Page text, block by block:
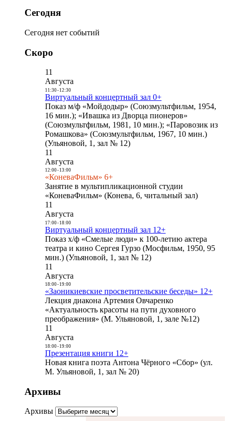
Сегодня
Сегодня нет событий
Скоро
11
Августа
11:30- 12:30
Виртуальный концертный зал 0+
Показ м/ф «Мойдодыр» (Союзмультфильм, 1954,
16 мин.); «Ивашка из Дворца пионеров»
(Союзмультфильм, 1981, 10 мин.); «Паровозик из
Ромашкова» (Союзмультфильм, 1967, 10 мин.)
(Ульяновой, 1, зал № 12)
11
Августа
12:00- 13:00
«КоневаФильм» 6+
Занятие в мультипликационной студии
«КоневаФильм» (Конева, 6, читальный зал)
11
Августа
17:00- 18:00
Виртуальный концертный зал 12+
Показ х/ф «Смелые люди» к 100-летию актера
театра и кино Сергея Гурзо (Мосфильм, 1950, 95
мин.) (Ульяновой, 1, зал № 12)
11
Августа
18:00- 19:00
«Заоникиевские просветительские беседы» 12+
Лекция диакона Артемия Овчаренко
«Актуальность красоты на пути духовного
преображения» (М. Ульяновой, 1, зале №12)
11
Августа
18:00- 19:00
Презентация книги 12+
Новая книга поэта Антона Чёрного «Сбор» (ул.
М. Ульяновой, 1, зал № 20)
Архивы
Архивы